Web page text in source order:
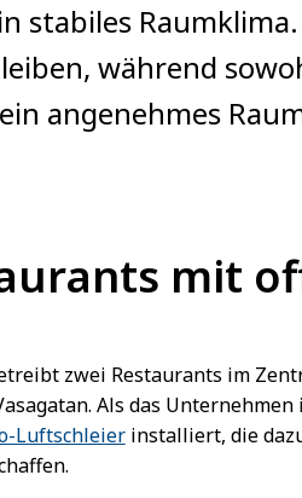
stabiles
während
angenehmes
mit
zwei Restaurants im
Als das Unternehmen
Luftschleierinstalliert, die